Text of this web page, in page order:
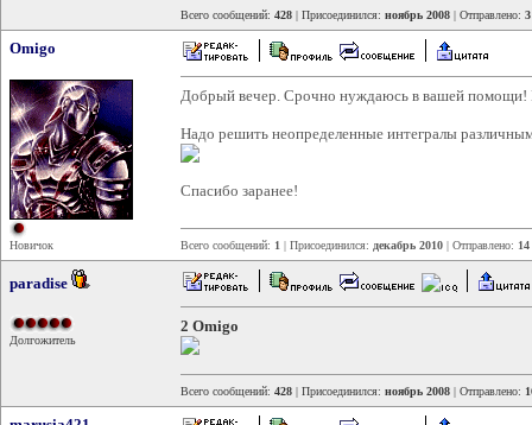
Всего сообщений: 428 | Присоединился: ноябрь 2008 | Отправлено:
Omigo
Новичок
Добрый вечер. Срочно нуждаюсь в вашей
Надо решить неопределенные интегралы
Cпасибо заранее!
Всего сообщений: 1 | Присоединился: декабрь 2010 | Отправлено:
paradise
Долгожитель
2 Omigo
Всего сообщений: 428 | Присоединился: ноябрь 2008 | Отправлено: